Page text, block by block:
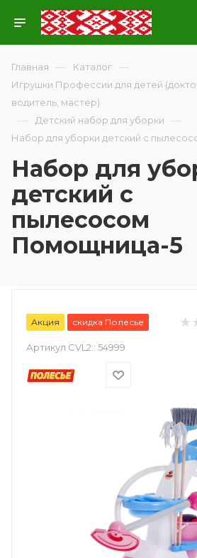
Главная — Каталог —
Игрушки Профессии для детей
водитель, мастер)
— Детский набор для уборки —
Набор для уборки детский с
Набор для
детский с
пылесосом
Помощница-5
Акция скидка Полесье
Артикул CVL2:: 54999